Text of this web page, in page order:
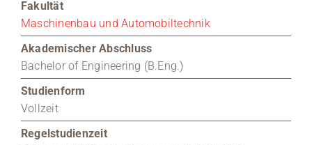
News
Veranstaltungen
Fakultät
Maschinenbau und Automobiltechnik
Akademischer Abschluss
Bachelor of Engineering (B.Eng.)
Studienform
Vollzeit
Regelstudienzeit